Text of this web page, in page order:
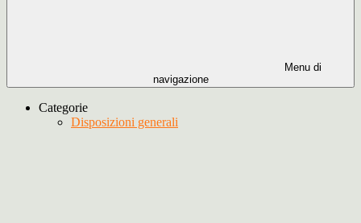
Menu di
navigazione
Categorie
Disposizioni generali